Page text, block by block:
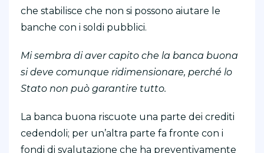
che stabilisce che non si possono aiutare le
banche con i soldi pubblici.
Mi sembra di aver capito che la banca buona
si deve comunque ridimensionare, perché lo
Stato non può garantire tutto.
La banca buona riscuote una parte dei crediti
cedendoli; per un’altra parte fa fronte con i
fondi di svalutazione che ha preventivamente